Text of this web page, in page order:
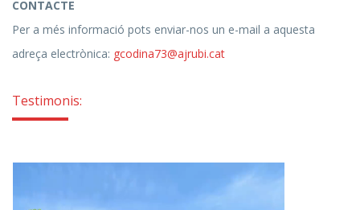
CONTACTE
Per a més informació pots enviar-nos un e-mail a aquesta
adreça electrònica: gcodina73@ajrubi.cat
Testimonis: